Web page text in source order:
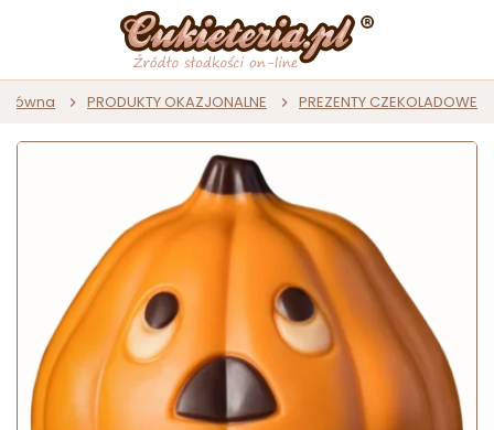
PRODUKTY OKAZJONALNE PREZENTY CZEKOLADOWE